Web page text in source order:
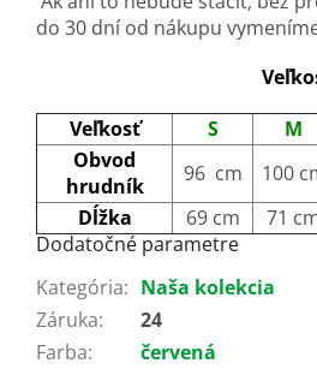
do 30 dní od nákupu
Veľkosť
S M
Obvod
hrudník
96 cm 100
Dĺžka
69 cm 71
Dodatočné parametre
Kategória: Naša kolekcia
Záruka:
24
Farba: červená